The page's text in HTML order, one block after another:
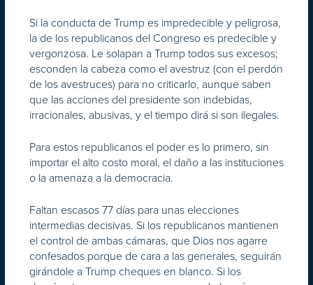
Si la conducta de Trump es impredecible y peligrosa,
la de los republicanos del Congreso es predecible y
vergonzosa. Le solapan a Trump todos sus excesos;
esconden la cabeza como el avestruz (con el perdón
de los avestruces) para no criticarlo, aunque saben
que las acciones del presidente son indebidas,
irracionales, abusivas, y el tiempo dirá si son ilegales.
Para estos republicanos el poder es lo primero, sin
importar el alto costo moral, el daño a las instituciones
o la amenaza a la democracia.
Faltan escasos 77 días para unas elecciones
intermedias decisivas. Si los republicanos mantienen
el control de ambas cámaras, que Dios nos agarre
confesados porque de cara a las generales, seguirán
girándole a Trump cheques en blanco. Si los